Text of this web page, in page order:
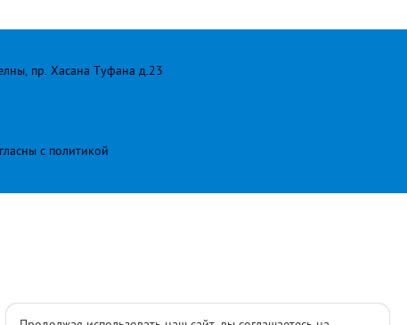
пр. Хасана Туфана д.23
с политикой